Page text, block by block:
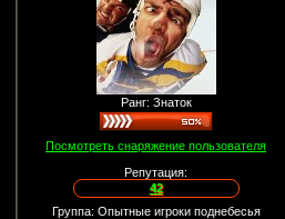
Ранг: Знаток
Посмотреть снаряжение пользователя
Репутация:
42
Группа: Опытные игроки поднебесья